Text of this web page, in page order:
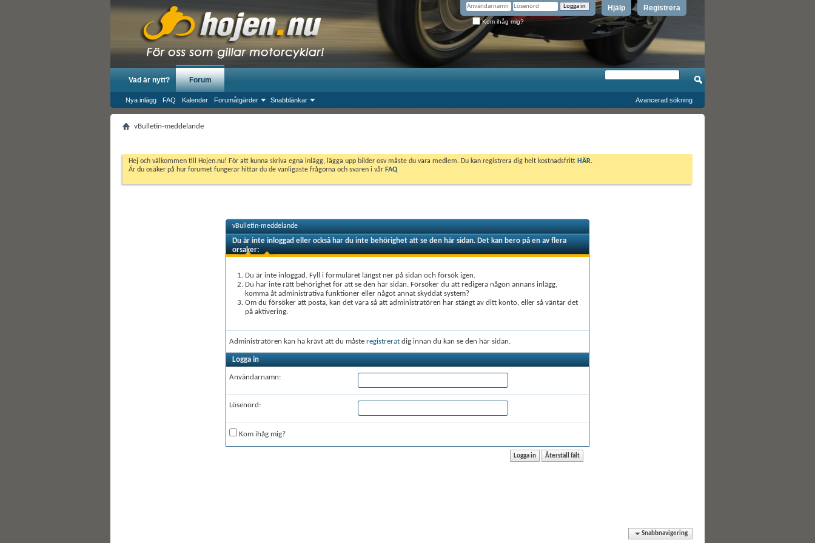
Registrera
Hjälp
Kom ihåg mig?
Vad är nytt? Forum
Nya inlägg FAQ Kalender Forumåtgärder Snabblänkar Avancerad sökning
vBulletin-meddelande
Hej och välkommen till Hojen.nu! För att kunna skriva egna inlägg, lägga upp bilder osv måste du vara medlem. Du kan registrera dig helt kostnadsfritt HÄR.
Är du osäker på hur forumet fungerar hittar du de vanligaste frågorna och svaren i vår FAQ
vBulletin-meddelande
Du är inte inloggad eller också har du inte behörighet att se den här sidan. Det kan bero på en av flera
orsaker:
Du är inte inloggad. Fyll i formuläret längst ner på sidan och försök igen.
Du har inte rätt behörighet för att se den här sidan. Försöker du att redigera någon annans inlägg,
komma åt administrativa funktioner eller något annat skyddat system?
Om du försöker att posta, kan det vara så att administratören har stängt av ditt konto, eller så väntar det
på aktivering.
Administratören kan ha krävt att du måste registrerat dig innan du kan se den här sidan.
Logga in
Användarnamn:
Lösenord:
Kom ihåg mig?
Snabbnavigering